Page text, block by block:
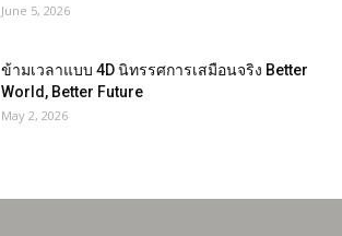
June 5, 2026
ข้ามเวลาแบบ 4D นิทรรศการเสมือนจริง Better
World, Better Future
May 2, 2026